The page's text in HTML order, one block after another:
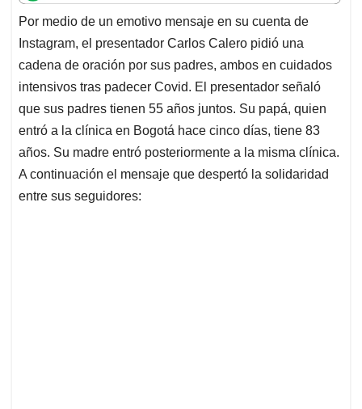
t
s
A
p
p
e
b
o
o
k
k
e
d
I
n
i
l
e
a
d
s
Por medio de un emotivo mensaje en su cuenta de
Instagram, el presentador Carlos Calero pidió una
cadena de oración por sus padres, ambos en cuidados
intensivos tras padecer Covid. El presentador señaló
que sus padres tienen 55 años juntos. Su papá, quien
entró a la clínica en Bogotá hace cinco días, tiene 83
años. Su madre entró posteriormente a la misma clínica.
A continuación el mensaje que despertó la solidaridad
entre sus seguidores: